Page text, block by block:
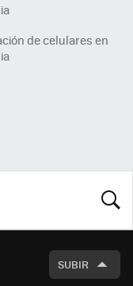
de celulares en
SUBIR